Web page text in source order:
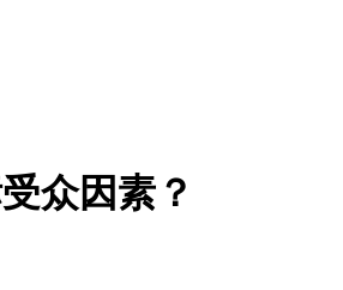
众因素？